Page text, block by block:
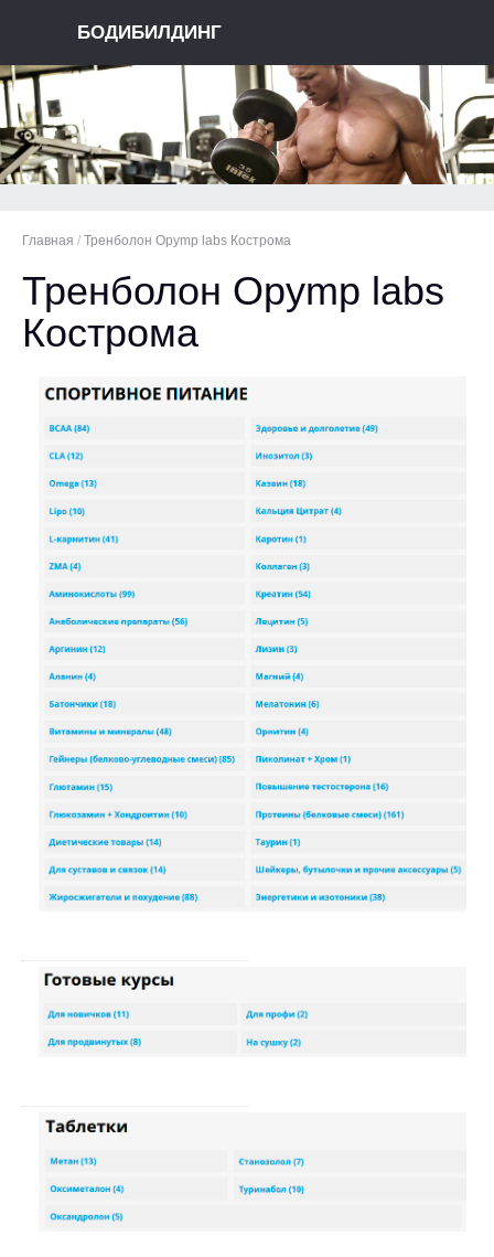
БОДИБИЛДИНГ
Главная / Тренболон Opymp labs Кострома
Тренболон Opymp labs
Кострома